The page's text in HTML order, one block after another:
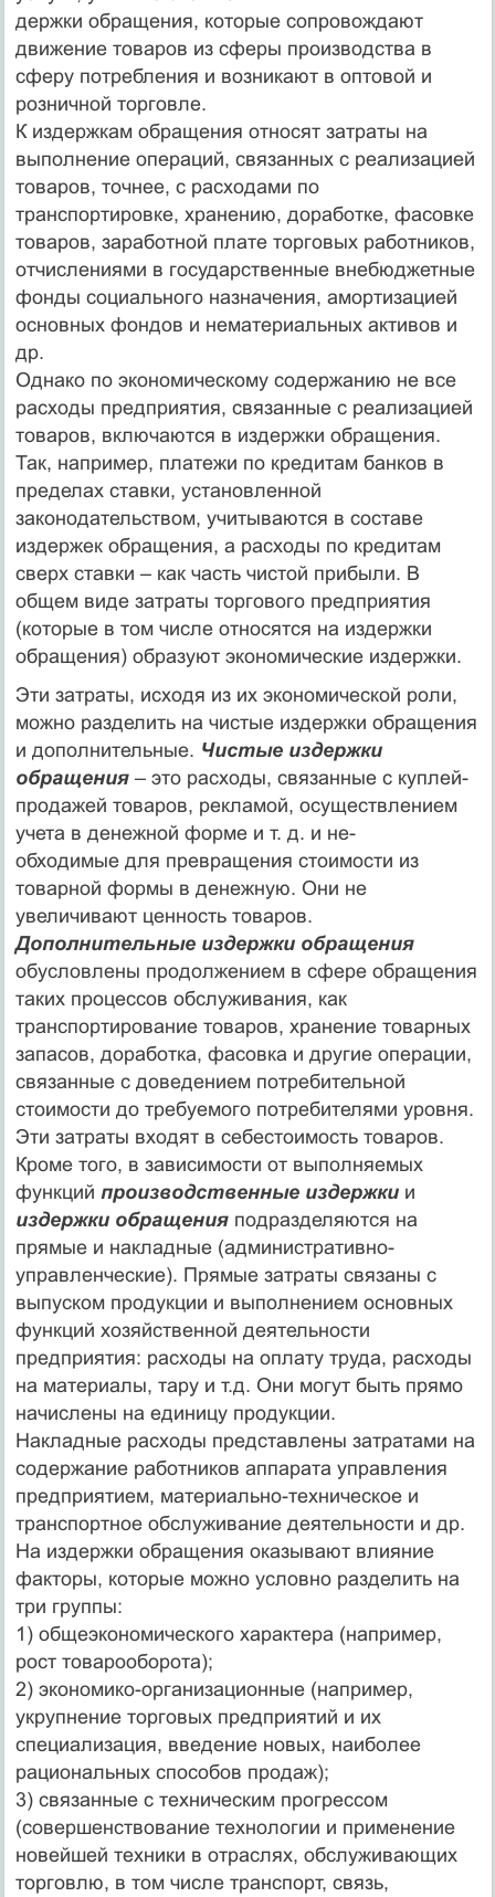
держки обращения, которые сопровождают
движение товаров из сферы производства в
сферу потребления и возникают в оптовой и
розничной торговле.
К издержкам обращения относят затраты на
выполнение операций, связанных с реализацией
товаров, точнее, с расходами по
транспортировке, хранению, доработке, фасовке
товаров, заработной плате торговых работников,
отчислениями в государственные внебюджетные
фонды социального назначения, амортизацией
основных фондов и нематериальных активов и
др.
Однако по экономическому содержанию не все
расходы предприятия, связанные с реализацией
товаров, включаются в издержки обращения.
Так, например, платежи по кредитам банков в
пределах ставки, установленной
законодательством, учитываются в составе
издержек обращения, а расходы по кредитам
сверх ставки – как часть чистой прибыли. В
общем виде затраты торгового предприятия
(которые в том числе относятся на издержки
обращения) образуют экономические издержки.
Эти затраты, исходя из их экономической роли,
можно разделить на чистые издержки обращения
и дополнительные. Чистые издержки
обращения– это расходы, связанные с куплей-
продажей товаров, рекламой, осуществлением
учета в денежной форме и т. д. и не-
обходимые для превращения стоимости из
товарной формы в денежную. Они не
увеличивают ценность товаров.
Дополнительные издержки обращения
обусловлены продолжением в сфере обращения
таких процессов обслуживания, как
транспортирование товаров, хранение товарных
запасов, доработка, фасовка и другие операции,
связанные с доведением потребительной
стоимости до требуемого потребителями уровня.
Эти затраты входят в себестоимость товаров.
Кроме того, в зависимости от выполняемых
функций производственные издержкии
издержки обращенияподразделяются на
прямые и накладные (административно-
управленческие). Прямые затраты связаны с
выпуском продукции и выполнением основных
функций хозяйственной деятельности
предприятия: расходы на оплату труда, расходы
на материалы, тару и т.д. Они могут быть прямо
начислены на единицу продукции.
Накладные расходы представлены затратами на
содержание работников аппарата управления
предприятием, материально-техническое и
транспортное обслуживание деятельности и др.
На издержки обращения оказывают влияние
факторы, которые можно условно разделить на
три группы:
1) общеэкономического характера (например,
рост товарооборота);
2) экономико-организационные (например,
укрупнение торговых предприятий и их
специализация, введение новых, наиболее
рациональных способов продаж);
3) связанные с техническим прогрессом
(совершенствование технологии и применение
новейшей техники в отраслях, обслуживающих
торговлю, в том числе транспорт, связь,